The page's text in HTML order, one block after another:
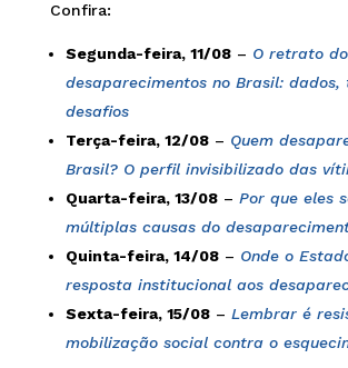
Confira:
Segunda-feira, 11/08– O retrato
desaparecimentos no Brasil: dados,
desafios
Terça-feira, 12/08– Quem
Brasil? O perfil invisibilizado das
Quarta-feira, 13/08– Por que eles
múltiplas causas do
Quinta-feira, 14/08– Onde o
resposta institucional aos
Sexta-feira, 15/08– Lembrar é
mobilização social contra o